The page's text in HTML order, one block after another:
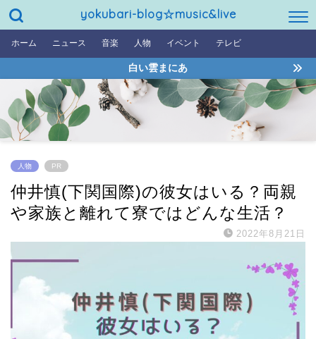
yokubari-blog☆music&live
ホーム ニュース 音楽 人物 イベント テレビ
白い雲まにあ
人物 PR
仲井慎(下関国際)の彼女はいる？両親
や家族と離れて寮ではどんな生活？
2022年8月21日